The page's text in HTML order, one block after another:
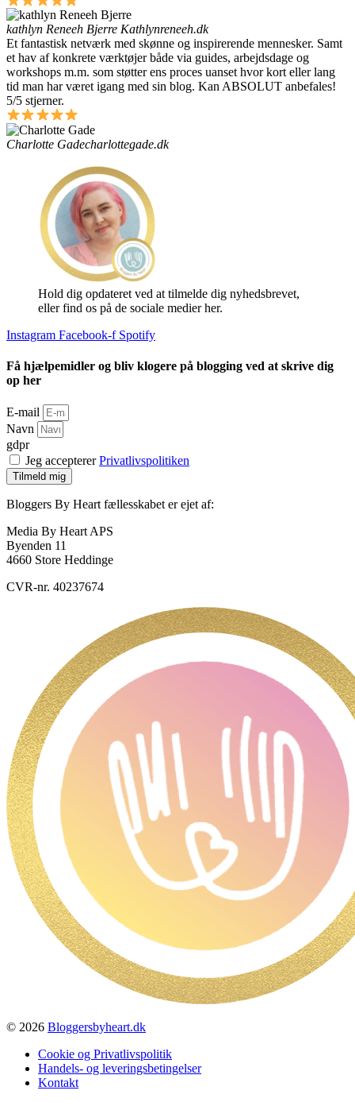
kathlyn Reneeh Bjerre Kathlynreneeh.dk
Et fantastisk netværk med skønne og inspirerende mennesker. Samt
et hav af konkrete værktøjer både via guides, arbejdsdage og
workshops m.m. som støtter ens proces uanset hvor kort eller lang
tid man har været igang med sin blog. Kan ABSOLUT anbefales!
5/5 stjerner.
Charlotte Gadecharlottegade.dk
Hold dig opdateret ved at tilmelde dig nyhedsbrevet,
eller find os på de sociale medier her.
Instagram Facebook-f Spotify
Få hjælpemidler og bliv klogere på blogging ved at skrive dig
op her
E-mail
Navn
gdpr
Jeg acceptererPrivatlivspolitiken
Tilmeld mig
Bloggers By Heart fællesskabet er ejet af:
Media By Heart APS
Byenden 11
4660 Store Heddinge
CVR-nr. 40237674
© 2026 Bloggersbyheart.dk
Cookie og Privatlivspolitik
Handels- og leveringsbetingelser
Kontakt